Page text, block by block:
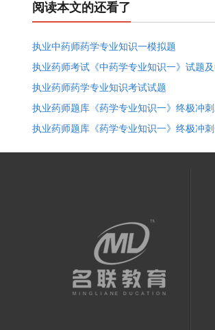
阅读本文的还看了
执业中药师药学专业知识一模拟题
执业药师考试《中药学专业知识一》试题
执业药师药学专业知识考试试题
执业药师题库《药学专业知识一》终极冲刺
执业药师题库《药学专业知识一》终极冲